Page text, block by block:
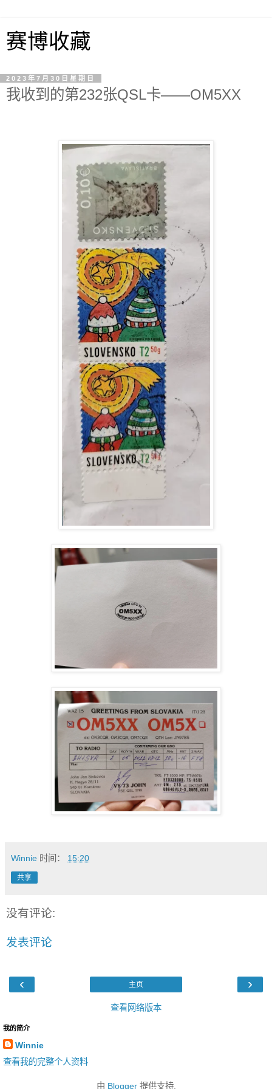
赛博收藏
2023年7月30日星期日
我收到的第232张QSL卡——OM5XX
Winnie 时间： 15:20
共享
没有评论:
发表评论
‹ ›
主页
查看网络版本
我的简介
Winnie
查看我的完整个人资料
由 Blogger提供支持.